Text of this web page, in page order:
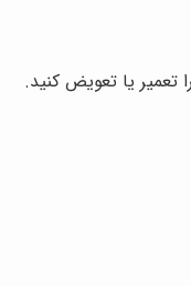
تعمیر یا تعویض کنید.